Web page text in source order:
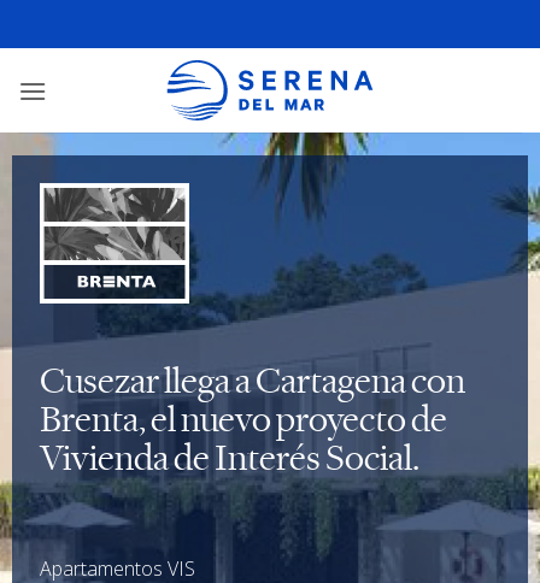
Cusezar llega a Cartagena con
Brenta, el nuevo proyecto de
Vivienda de Interés Social.
Apartamentos VIS